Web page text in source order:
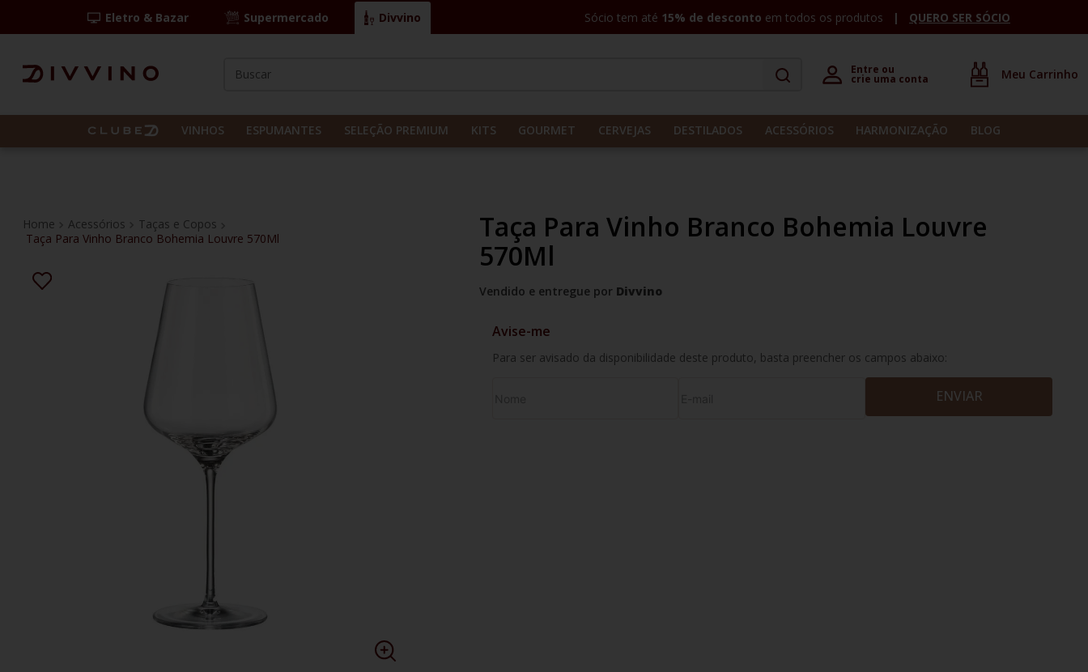
Eletro & Bazar Supermercado Divvino Sócio tem até 15% de desconto em todos os produtos QUERO SER SÓCIO
º las camelias
5 º itália
Entre ou
crie uma conta
VINHOS ESPUMANTES SELEÇÃO PREMIUM KITS GOURMET CERVEJAS DESTILADOS ACESSÓRIOS HARMONIZAÇÃO BLOG
Acessórios
Taças e Copos
Taça Para Vinho Branco Bohemia Louvre 570Ml
Taça Para Vinho Branco Bohemia Louvre
570Ml
Vendido e entregue por Divvino
Avise-me
Para ser avisado da disponibilidade deste produto, basta preencher os campos abaixo:
ENVIAR